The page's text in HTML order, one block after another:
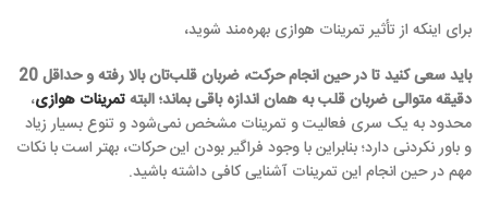
برای اینکه از تأثیر تمرینات هوازی بهره‌مند شوید،
باید سعی کنید تا در حین انجام حرکت، ضربان قلب‌تان بالا رفته و حداقل 20
دقیقه متوالی ضربان قلب به همان اندازه باقی بماند؛ البتهتمرینات هوازی،
محدود به یک سری فعالیت و تمرینات مشخص نمی‌شود و تنوع بسیار زیاد
و باور نکردنی دارد؛ بنابراین با وجود فراگیر بودن این حرکات، بهتر است با نکات
مهم در حین انجام این تمرینات آشنایی کافی داشته باشید.